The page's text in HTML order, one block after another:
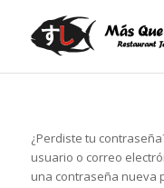
¿Perdiste tu
usuario o correo
una contraseña nueva